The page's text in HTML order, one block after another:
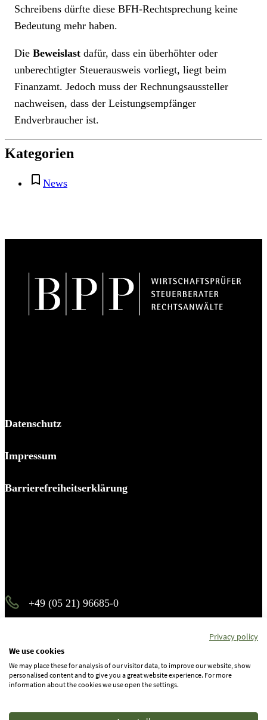
Schreibens dürfte diese BFH-Rechtsprechung keine
Bedeutung mehr haben.
Die Beweislast dafür, dass ein überhöhter oder
unberechtigter Steuerausweis vorliegt, liegt beim
Finanzamt. Jedoch muss der Rechnungsaussteller
nachweisen, dass der Leistungsempfänger
Endverbraucher ist.
Kategorien
News
Datenschutz
Impressum
Barrierefreiheitserklärung
+49 (05 21) 96685-0
Instagram
Privacy policy
We use cookies
We may place these for analysis of our visitor data, to improve our website, show
personalised content and to give you a great website experience. For more
information about the cookies we use open the settings.